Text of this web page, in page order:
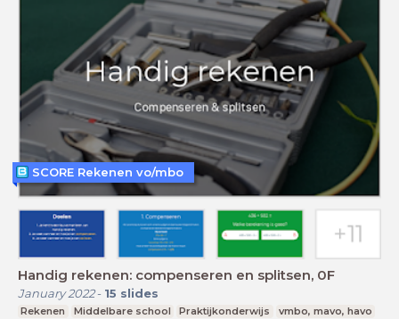
Handig rekenen: compenseren en splitsen, 0F
January 2022- 15 slides
Rekenen Middelbare school Praktijkonderwijs
vmbo, mavo, havo
SCORE Rekenen vo/mbo